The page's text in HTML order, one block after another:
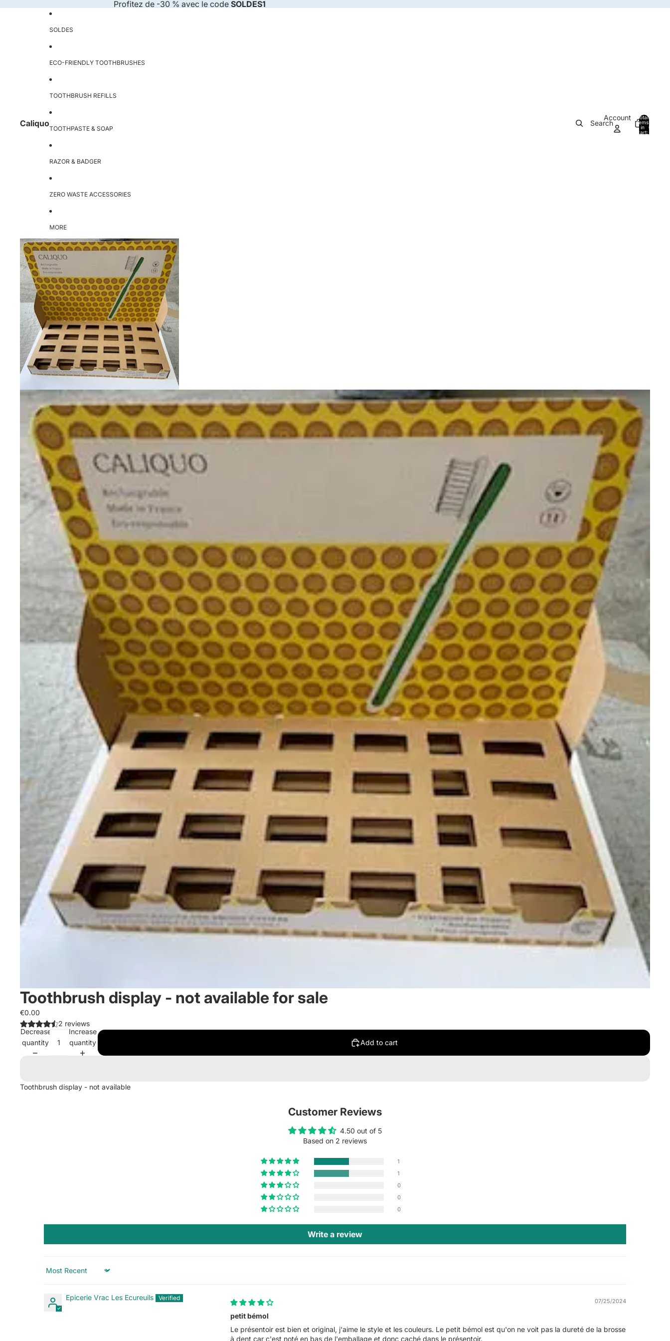
Profitez de -30 % avec le code SOLDES1
Caliquo
SOLDES
ECO-FRIENDLY TOOTHBRUSHES
TOOTHBRUSH REFILLS
TOOTHPASTE & SOAP
RAZOR & BADGER
ZERO WASTE ACCESSORIES
MORE
Search
Account
Total
items
in
cart:
0
Skip to product information
Toothbrush display - not available for sale
€0.00
2 reviews
Decrease
quantity
Increase
quantity
Add to cart
Toothbrush display - not available
Customer Reviews
4.50 out of 5
Based on 2 reviews
1
1
0
0
0
Write a review
Sort by
Epicerie Vrac Les Ecureuils 07/25/2024
petit bémol
Le présentoir est bien et original, j'aime le style et les couleurs. Le petit bémol est qu'on ne voit pas la dureté de la brosse
à dent car c'est noté en bas de l'emballage et donc caché dans le présentoir.